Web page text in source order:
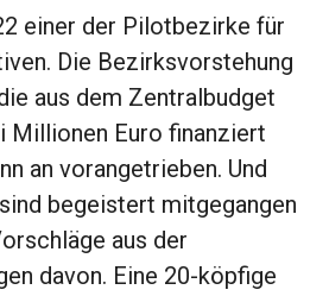
einer der Pilotbezirke für
Die Bezirksvorstehung
aus dem Zentralbudget
Millionen Euro finanziert
an vorangetrieben. Und
begeistert mitgegangen
aus der
davon. Eine 20-köpfige